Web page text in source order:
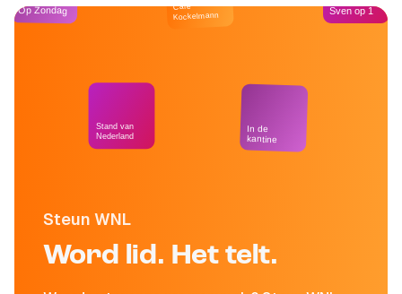
Steun WNL
Word lid. Het telt.
Op Zondag
Stand van
Nederland
Café
Kockelmann
In de
kantine
Sven op 1